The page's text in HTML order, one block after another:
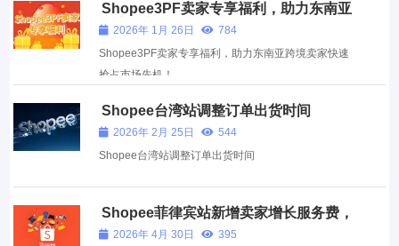
Shopee3PF卖家专享福利，助力东南亚
跨境卖家快速抢占市场先机！
2026年 1月 26日
784
Shopee3PF卖家专享福利，助力东南亚跨境卖家快速
抢占市场先机！
Shopee台湾站调整订单出货时间
2026年 2月 25日
544
Shopee台湾站调整订单出货时间
Shopee菲律宾站新增卖家增长服务费，
取消CCB费用
2026年 4月 30日
395